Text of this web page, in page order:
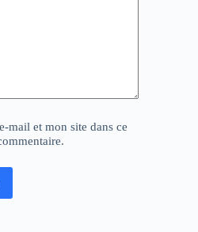
mail et mon site dans ce